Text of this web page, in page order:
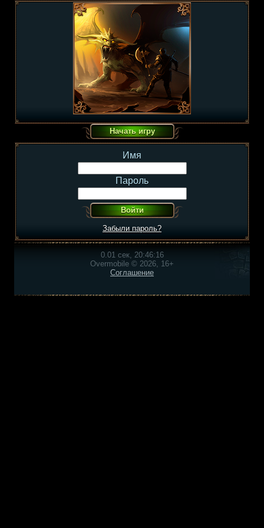
Имя
Пароль
Забыли пароль?
0.01 сек, 20:46:16
Overmobile © 2026, 16+
Соглашение